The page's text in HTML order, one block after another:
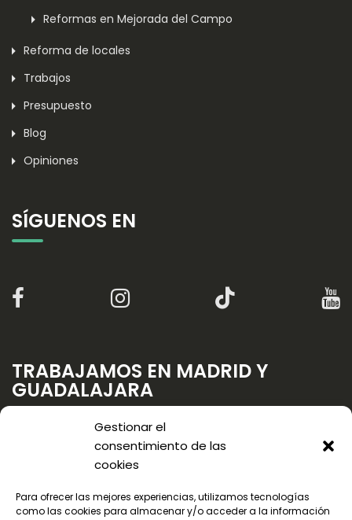
Gestionar el
consentimiento de las
cookies
Para ofrecer las mejores experiencias, utilizamos tecnologías
como las cookies para almacenar y/o acceder a la información
Reformas en Mejorada del Campo
Reforma de locales
Trabajos
Presupuesto
Blog
Opiniones
SÍGUENOS EN
TRABAJAMOS EN MADRID Y
GUADALAJARA